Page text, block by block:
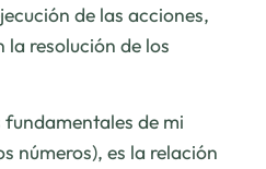
de las acciones,
resolución de los
de mi
números), es la relación